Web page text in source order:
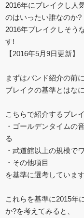
2016年にブレイクし人
のはいったい誰なのか?
2016年ブレイクしそう
す!
【2016年5月9日更新】
まずはバンド紹介の前に
ブレイクの基準とはな
こちらで紹介するブレ
・ゴールデンタイムの
る
・武道館以上の規模で
・その他項目
を基準に選考しています
これらを基準に2015年
か?を考えてみると、